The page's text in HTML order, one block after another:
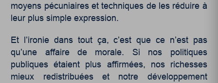
moyens pécuniaires et techniques de les réduire à
leur plus simple expression.
Et l’ironie dans tout ça, c’est que ce n’est pas
qu’une affaire de morale. Si nos politiques
publiques étaient plus affirmées, nos richesses
mieux redistribuées et notre développement